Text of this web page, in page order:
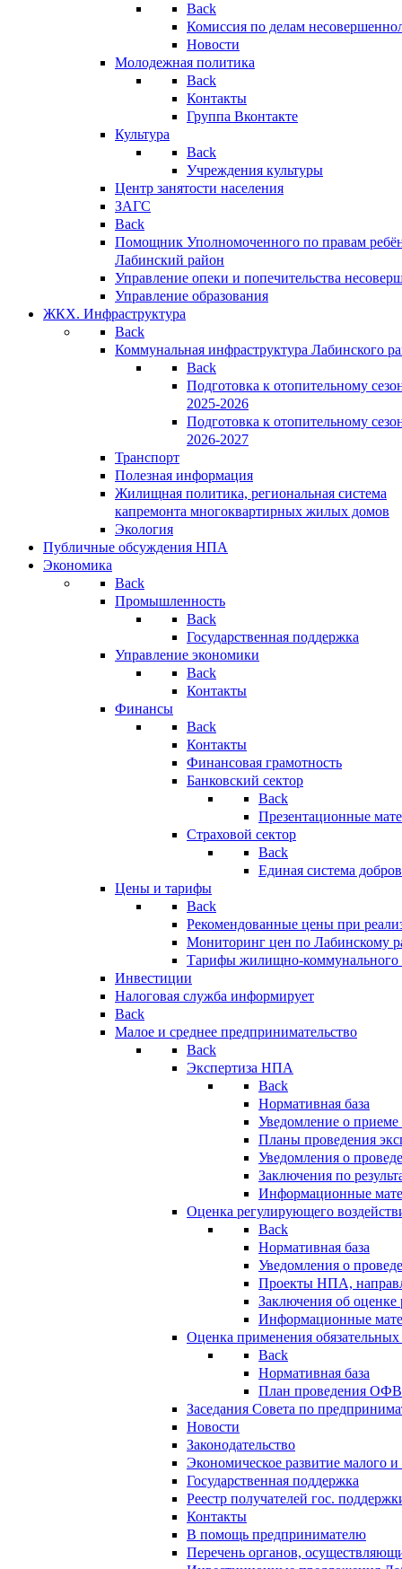
Back
Комиссия по делам
Новости
Молодежная политика
Back
Контакты
Группа Вконтакте
Культура
Back
Учреждения культуры
Центр занятости населения
ЗАГС
Back
Помощник Уполномоченного по правам
Лабинский район
Управление опеки и попечительства
Управление образования
ЖКХ. Инфраструктура
Back
Коммунальная инфраструктура Лабинского
Back
Подготовка к отопительному
2025-2026
Подготовка к отопительному
2026-2027
Транспорт
Полезная информация
Жилищная политика, региональная система
капремонта многоквартирных жилых домов
Экология
Публичные обсуждения НПА
Экономика
Back
Промышленность
Back
Государственная поддержка
Управление экономики
Back
Контакты
Финансы
Back
Контакты
Финансовая грамотность
Банковский сектор
Back
Презентационные
Страховой сектор
Back
Единая система
Цены и тарифы
Back
Рекомендованные цены при
Мониторинг цен по Лабинскому
Тарифы жилищно-коммунального
Инвестиции
Налоговая служба информирует
Back
Малое и среднее предпринимательство
Back
Экспертиза НПА
Back
Нормативная база
Уведомление о
Планы проведения
Уведомления о
Заключения по
Информационные
Оценка регулирующего
Back
Нормативная база
Уведомления о
Проекты НПА,
Заключения об
Информационные
Оценка применения
Back
Нормативная база
План проведения
Заседания Совета по
Новости
Законодательство
Экономическое развитие малого и
Государственная поддержка
Реестр получателей гос.
Контакты
В помощь предпринимателю
Перечень органов,